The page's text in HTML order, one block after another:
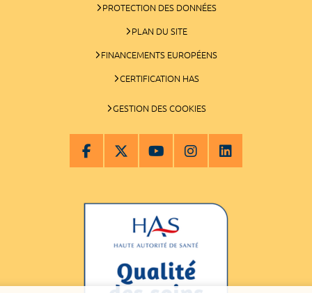
PROTECTION DES DONNÉES
PLAN DU SITE
FINANCEMENTS EUROPÉENS
CERTIFICATION HAS
GESTION DES COOKIES